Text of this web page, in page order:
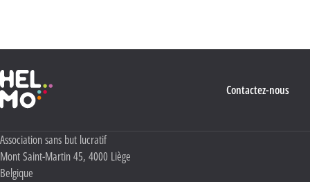
Haute École Libre Mosane
Contactez-nous
Adresse :
Association sans but lucratif
Mont Saint-Martin 45, 4000 Liège
Belgique